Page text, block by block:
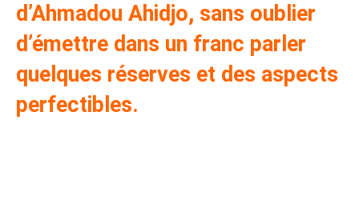
d’Ahmadou Ahidjo, sans oublier
d’émettre dans un franc parler
quelques réserves et des aspects
perfectibles.